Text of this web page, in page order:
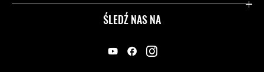
ŚLEDŹ NAS NA
Przydatne strony